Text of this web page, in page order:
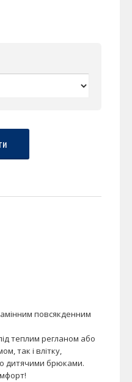
повсякденним
теплим регланом або
так і влітку,
дитячими брюками.